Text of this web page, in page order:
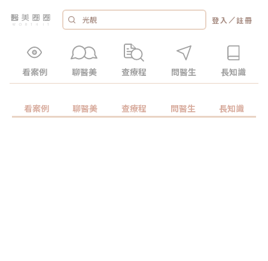
登入 ／註冊
看案例 聊醫美 查療程 問醫生 長知識
看案例 聊醫美 查療程 問醫生 長知識